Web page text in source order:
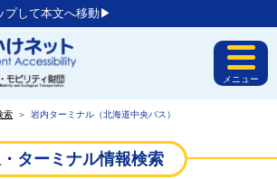
プして本文へ移動▶︎
メニュー
索 ＞ 岩内ターミナル（北海道中央バス）
ターミナル情報検索